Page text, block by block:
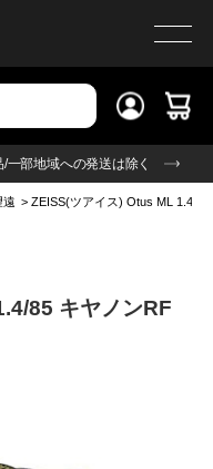
一部地域への発送は除く
遠 >ZEISS(ツアイス) Otus ML 1.4/
85 キヤノンRF